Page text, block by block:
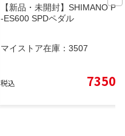
【新品・未開封】SHIMANO PD
-ES600 SPDペダル
マイストア在庫： 3507
税込 7350